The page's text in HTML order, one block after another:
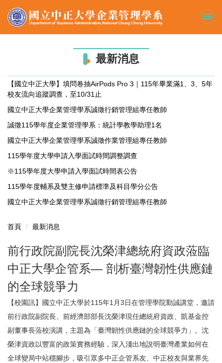
到
最新消息
【國立中正大學】填問卷抽AirPods Pro 3｜115年畢業滿1、3、5年
校友流向追蹤調查，至10/31止
國立中正大學企業管理學系誠徵行銷管理組專任教師
誠徵115學年度企業管理學系：統計學教學助理1名
國立中正大學企業管理學系誠徵作業管理組專任教師
115學年度大學申請入學面試時間調整調查
※115學年度大學申請入學面試時間表公告
115學年度輔系及雙主修申請標準及科目學分公告
國立中正大學企業管理學系誠徵行銷管理組專任教師
首頁 最新消息
前行政院副院長沈榮津總統府資政蒞臨
中正大學企管系— 剖析臺灣韌性供應鏈
的全球競爭力
【校園訊】國立中正大學於115年1月3日在管理學院勤誠講堂，邀請
前行政院副院長、前經濟部部長沈榮津現任總統府資政、凱基金控
副董事長蒞校演講，主題為「臺灣韌性供應鏈的全球競爭力」。沈
榮津資政以豐富的政策實務經驗，深入淺出地說明臺灣產業如何在
全球變局中站穩腳步，吸引眾多中正企管系友、中正校友與業界先